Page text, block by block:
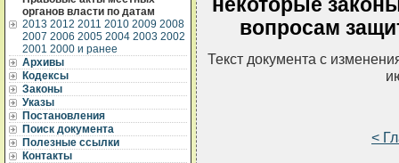
органов власти по датам
2013 2012 2011 2010 2009 2008
2007 2006 2005 2004 2003 2002
2001 2000 и ранее
Архивы
Кодексы
Законы
Указы
Постановления
Поиск документа
Полезные ссылки
Контакты
некоторые
вопросам
Текст документа с
<